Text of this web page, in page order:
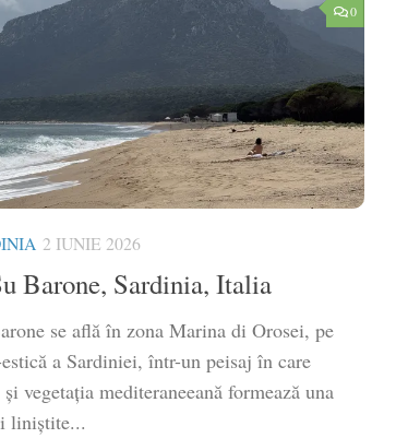
0
2 IUNIE 2026
Barone, Sardinia, Italia
se află în zona Marina di Orosei, pe
a Sardiniei, într-un peisaj în care
vegetația mediteraneeană formează una
liniștite...